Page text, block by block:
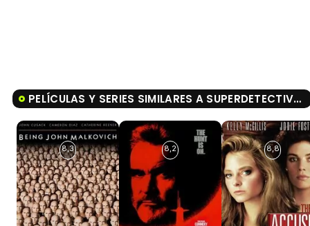
PELÍCULAS Y SERIES SIMILARES A SUPERDETECTIVE EN HOLLYWOOD III
8,3 8,2 8,8